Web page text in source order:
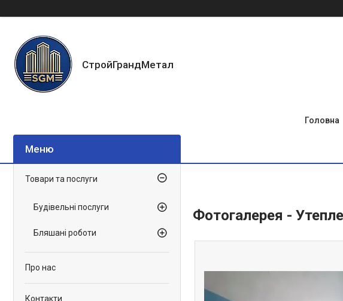
СтройГрандМетал
Головна
Фотогалерея -
Товари та послуги
Будівельні послуги
Бляшані роботи
Про нас
Контакти